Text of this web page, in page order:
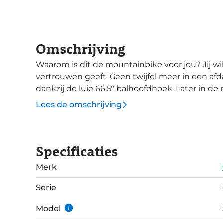
Omschrijving
Waarom is dit de mountainbike voor jou? Jij wil die ultieme racer die onbegrensd
vertrouwen geeft. Geen twijfel meer in een
dankzij de luie 66.5° balhoofdhoek. Later in
van de afdaling. De steile zitbuishoek en het Proportional Response Design zorgen ervoor
dat je precies midden tussen de wielen zit,
de soepelste, scherpste, lichtste voorvering
offset zorgt voor extra wendbaarheid in de
over een biljartlaken dan vangen de lage
liggende achtervork vangen samen de
meer comfort, minder vermoeidheid.
Lees de omschrijving
Specificaties
Merk
Serie
Model